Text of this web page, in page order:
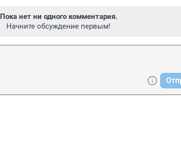
Пока нет ни одного комментария.
Начните обсуждение первым!